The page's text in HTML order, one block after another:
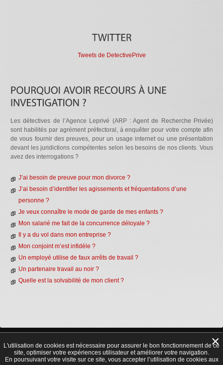
Tweets de DetectivePrive
Les détectives de l’Agence Leprivé (ARP : Agent de Recherche Privée)
sont habilités par agrément préfectoral, à enquêter pour votre compte afin
de vous fournir des preuves, pour un usage internet ou une présentation
devant les juridictions compétentes selon les besoins de nos clients. Vous
avez des interrogations ?
J’ai besoin de preuve pour mon divorce ?
J’ai besoin d’identifier les agissements et fréquentations d’une
personne ?
Je veux connaître le mode de garde de mes enfants ?
Mon salarié me fait de la concurrence déloyale ?
Il y a du vol dans mon entreprise ?
Mon conjoint m’est infidèle ?
Un employé utilise de faux arrêts de travail ?
Un partenaire travail au noir ?
Quelle est la solvabilité de mon client ?
Partenariat & recrutement
Mentions légales
© 2026 | Tous droits réservés
L'utilisation de cookies est nécessaire pour assurer le bon fonctionnement de ce
site, optimiser votre expériences utilisateur et améliorer votre navigation.
En poursuivant votre visite sur ce site, vous accepter l’utilisation de cookies aux
×